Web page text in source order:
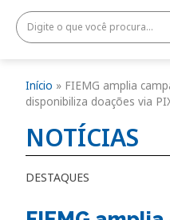
Início » FIEMG amplia
disponibiliza doações via
NOTÍCIAS
DESTAQUES